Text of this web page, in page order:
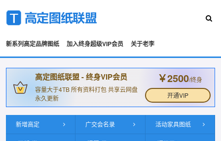
新系列高定品牌图纸 加入终身超级VIP会员 关于老李
高定图纸联盟 - 终身VIP会员
容量大于4TB 所有资料打包 共享云网盘
永久更新
￥2500/终身
开通VIP
新增高定 广交会名录 活动家具图纸